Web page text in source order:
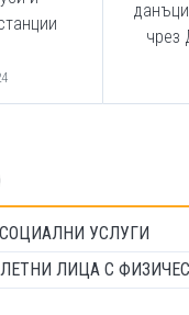
чрез
УСЛУГИ
ЛИЦА С